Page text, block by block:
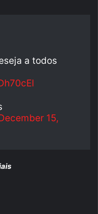
a todos
15,